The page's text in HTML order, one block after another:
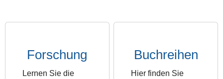
Forschung
Lernen Sie die
Buchreihen
Hier finden Sie